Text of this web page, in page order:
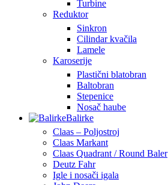
Turbine
Reduktor
Sinkron
Cilindar kvačila
Lamele
Karoserije
Plastični blatobran
Baltobran
Stepenice
Nosač haube
Balirke
Claas – Poljostroj
Claas Markant
Claas Quadrant / Round Baler
Deutz Fahr
Igle i nosači igala